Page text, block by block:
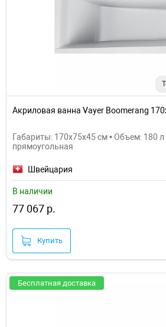
Акриловая ванна Vayer Boomerang
Габариты: 170x75x45 см • Объем: 180 л
прямоугольная
Швейцария
В наличии
77 067 р.
Купить
Бесплатная доставка